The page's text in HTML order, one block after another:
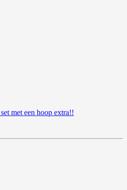
met een hoop extra!!